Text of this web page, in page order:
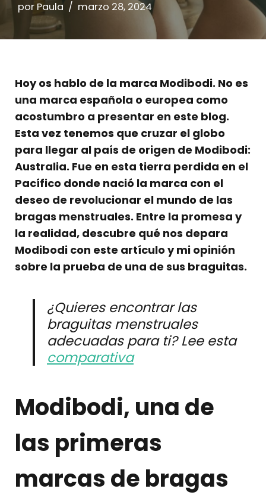
por Paula marzo 28, 2024
Hoy os hablo de la marca Modibodi. No es
una marca española o europea como
acostumbro a presentar en este blog.
Esta vez tenemos que cruzar el globo
para llegar al país de origen de Modibodi:
Australia. Fue en esta tierra perdida en el
Pacífico donde nació la marca con el
deseo de revolucionar el mundo de las
bragas menstruales. Entre la promesa y
la realidad, descubre qué nos depara
Modibodi con este artículo y mi opinión
sobre la prueba de una de sus braguitas.
¿Quieres encontrar las
braguitas menstruales
adecuadas para ti? Lee esta
comparativa
Modibodi, una de
las primeras
marcas de bragas